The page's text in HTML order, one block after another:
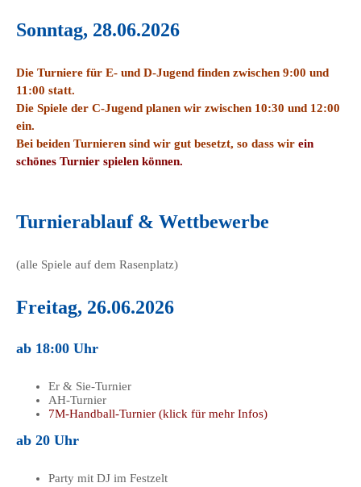
Sonntag, 28.06.2026
Die Turniere für E- und D-Jugend finden zwischen 9:00 und
11:00 statt.
Die Spiele der C-Jugend planen wir zwischen 10:30 und 12:00
ein.
Bei beiden Turnieren sind wir gut besetzt, so dass wir ein
schönes Turnier spielen können.
Turnierablauf & Wettbewerbe
(alle Spiele auf dem Rasenplatz)
Freitag, 26.06.2026
ab 18:00 Uhr
Er & Sie-Turnier
AH-Turnier
7M-Handball-Turnier (klick für mehr Infos)
ab 20 Uhr
Party mit DJ im Festzelt